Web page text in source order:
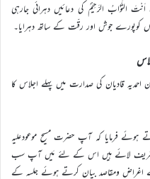
التَّوَّابُ الرَّحِیْمُ کی دعائیں دہرائی جارہی
کوپورے جوش اور رقّت کے ساتھ دہرایا۔
احمدیہ قادیان کی صدارت میں پہلے اجلاس کا
ہوئے فرمایا کہ آپ حضرت مسیح موعودعلیہ
تشریف لائے ہیں اس کے لئے مَیں آپ سب
اغراض ومقاصد بیان کرتے ہوئے جلسہ کے